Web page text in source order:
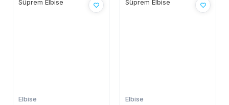
Elbise Elbise